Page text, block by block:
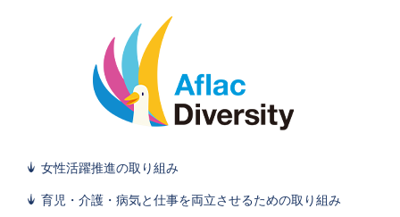
女性活躍推進の取り組み
育児・介護・病気と仕事を両立させるための取り組み